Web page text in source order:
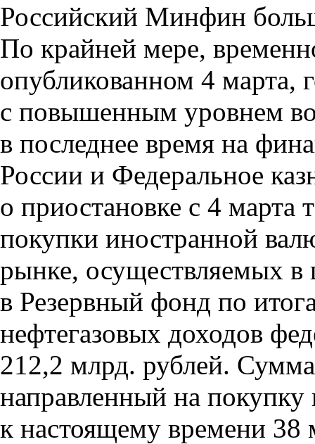
Российский Минфин
По крайней мере,
опубликованном 4 марта,
с повышенным уровнем
в последнее время на
России и Федеральное
о приостановке с 4 марта
покупки иностранной
рынке, осуществляемых в
в Резервный фонд по
нефтегазовых доходов
212,2 млрд. рублей.
направленный на
к настоящему времени 38